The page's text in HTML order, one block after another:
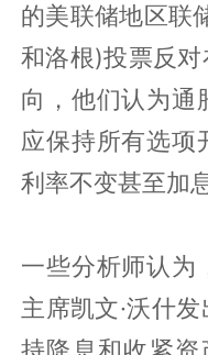
的美联储地区联
和洛根)投票反
向，他们认为通
应保持所有选项
利率不变甚至加
一些分析师认为
主席凯文·沃什